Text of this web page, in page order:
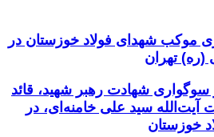
موکب شهدای فولاد خوزستان در
(ره) تهران
شهادت رهبر شهید، قائد
سید علی خامنه‌ای، در
خوزستان